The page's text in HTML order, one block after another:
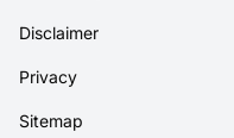
Disclaimer
Privacy
Sitemap